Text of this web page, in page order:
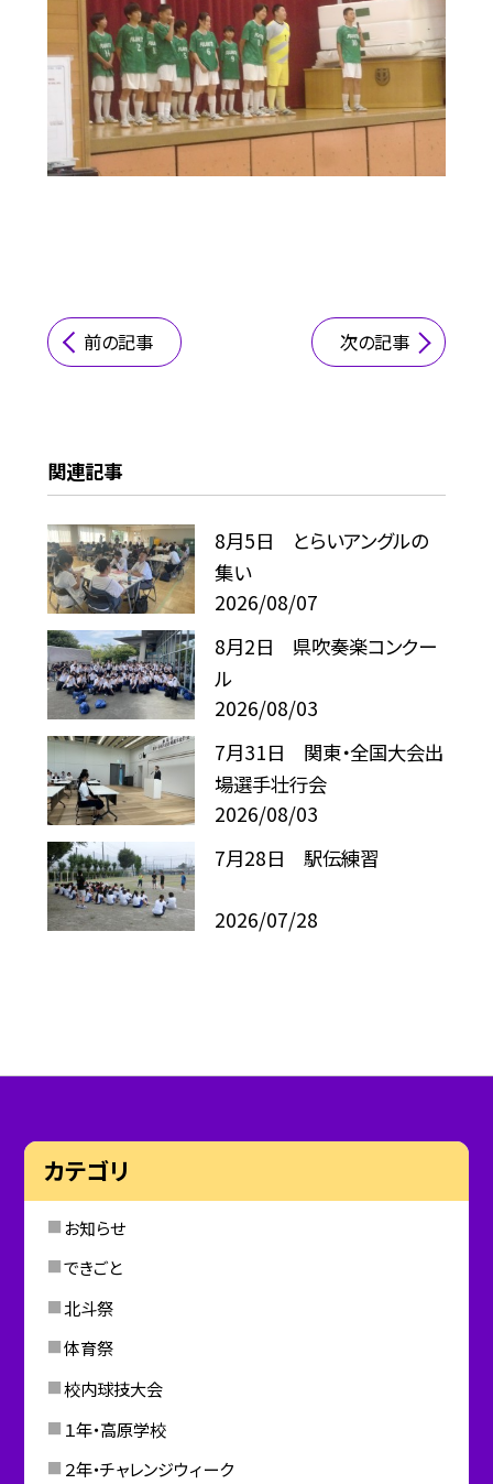
前の記事 次の記事
関連記事
8月5日 とらいアングルの
集い
2026/08/07
8月2日 県吹奏楽コンクー
ル
2026/08/03
7月31日 関東・全国大会出
場選手壮行会
2026/08/03
7月28日 駅伝練習
2026/07/28
カテゴリ
お知らせ
できごと
北斗祭
体育祭
校内球技大会
１年・高原学校
２年・チャレンジウィーク